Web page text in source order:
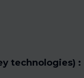
technologies) :